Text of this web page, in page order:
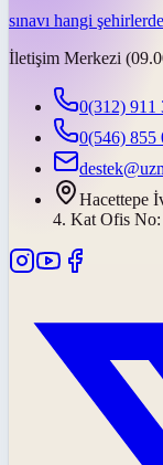
sınavı hangi
İletişim Merkezi
0(312) 911
0(546) 855
Hacettepe
4. Kat Ofis